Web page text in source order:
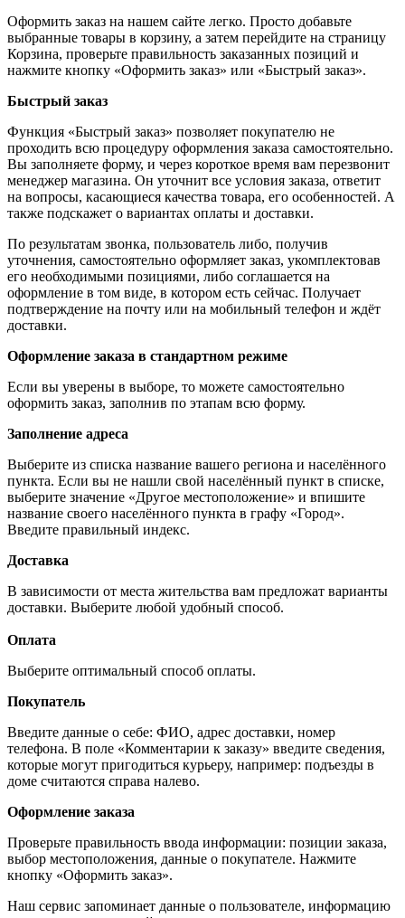
Оформить заказ на нашем сайте легко. Просто добавьте
выбранные товары в корзину, а затем перейдите на страницу
Корзина, проверьте правильность заказанных позиций и
нажмите кнопку «Оформить заказ» или «Быстрый заказ».
Быстрый заказ
Функция «Быстрый заказ» позволяет покупателю не
проходить всю процедуру оформления заказа самостоятельно.
Вы заполняете форму, и через короткое время вам перезвонит
менеджер магазина. Он уточнит все условия заказа, ответит
на вопросы, касающиеся качества товара, его особенностей. А
также подскажет о вариантах оплаты и доставки.
По результатам звонка, пользователь либо, получив
уточнения, самостоятельно оформляет заказ, укомплектовав
его необходимыми позициями, либо соглашается на
оформление в том виде, в котором есть сейчас. Получает
подтверждение на почту или на мобильный телефон и ждёт
доставки.
Оформление заказа в стандартном режиме
Если вы уверены в выборе, то можете самостоятельно
оформить заказ, заполнив по этапам всю форму.
Заполнение адреса
Выберите из списка название вашего региона и населённого
пункта. Если вы не нашли свой населённый пункт в списке,
выберите значение «Другое местоположение» и впишите
название своего населённого пункта в графу «Город».
Введите правильный индекс.
Доставка
В зависимости от места жительства вам предложат варианты
доставки. Выберите любой удобный способ.
Оплата
Выберите оптимальный способ оплаты.
Покупатель
Введите данные о себе: ФИО, адрес доставки, номер
телефона. В поле «Комментарии к заказу» введите сведения,
которые могут пригодиться курьеру, например: подъезды в
доме считаются справа налево.
Оформление заказа
Проверьте правильность ввода информации: позиции заказа,
выбор местоположения, данные о покупателе. Нажмите
кнопку «Оформить заказ».
Наш сервис запоминает данные о пользователе, информацию